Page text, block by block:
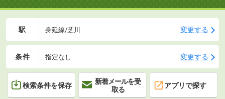
駅 身延線/芝川 変更する
条件 指定なし 変更する
検索条件を保存
新着メールを受
取る
アプリで探す